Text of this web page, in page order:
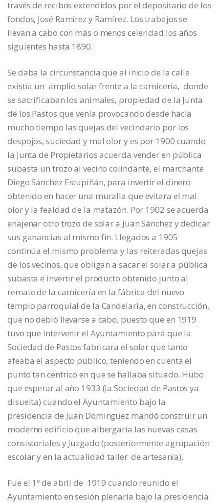
través de recibos extendidos por el depositario de los
fondos, José Ramírez y Ramírez. Los trabajos se
llevan a cabo con más o menos celeridad los años
siguientes hasta 1890.
Se daba la circunstancia que al inicio de la calle
existía un amplio solar frente a la carnicería, donde
se sacrificaban los animales, propiedad de la Junta
de los Pastos que venía provocando desde hacía
mucho tiempo las quejas del vecindario por los
despojos, suciedad y mal olor y es por 1900 cuando
la Junta de Propietarios acuerda vender en pública
subasta un trozo al vecino colindante, el marchante
Diego Sánchez Estupiñán, para invertir el dinero
obtenido en hacer una muralla que evitara el mal
olor y la fealdad de la matazón. Por 1902 se acuerda
enajenar otro trozo de solar a Juan Sánchez y dedicar
sus ganancias al mismo fin. Llegados a 1905
continúa el mismo problema y las reiteradas quejas
de los vecinos, que obligan a sacar el solar a pública
subasta e invertir el producto obtenido junto al
remate de la carnicería en la fábrica del nuevo
templo parroquial de la Candelaria, en construcción,
que no debió llevarse a cabo, puesto que en 1919
tuvo que intervenir el Ayuntamiento para que la
Sociedad de Pastos fabricara el solar que tanto
afeaba el aspecto público, teniendo en cuenta el
punto tan céntrico en que se hallaba situado. Hubo
que esperar al año 1933 (la Sociedad de Pastos ya
disuelta) cuando el Ayuntamiento bajo la
presidencia de Juan Domínguez mandó construir un
moderno edificio que albergaría las nuevas casas
consistoriales y Juzgado (posteriormente agrupación
escolar y en la actualidad taller de artesanía).
Fue el 1º de abril de 1919 cuando reunido el
Ayuntamiento en sesión plenaria bajo la presidencia